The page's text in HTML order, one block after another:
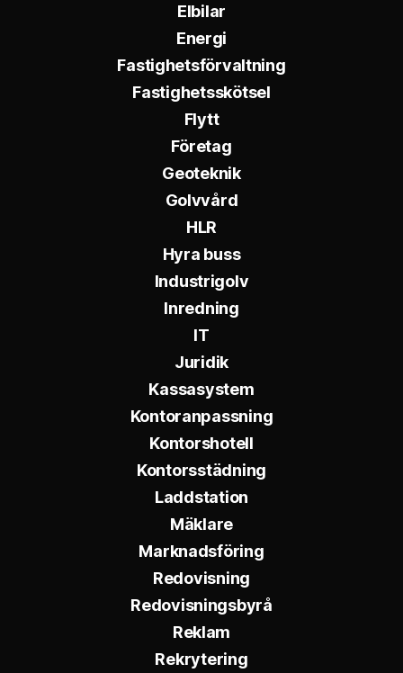
Elbilar
Energi
Fastighetsförvaltning
Fastighetsskötsel
Flytt
Företag
Geoteknik
Golvvård
HLR
Hyra buss
Industrigolv
Inredning
IT
Juridik
Kassasystem
Kontoranpassning
Kontorshotell
Kontorsstädning
Laddstation
Mäklare
Marknadsföring
Redovisning
Redovisningsbyrå
Reklam
Rekrytering